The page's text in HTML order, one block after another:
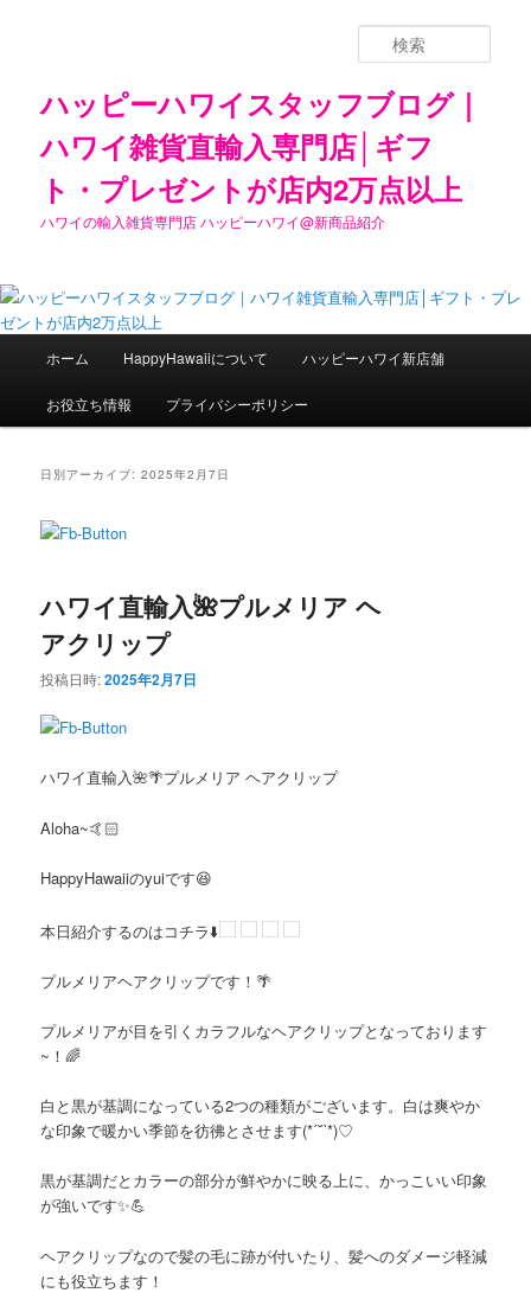
ハッピーハワイスタッフブログ｜
ハワイ雑貨直輸入専門店│ギフ
ト・プレゼントが店内2万点以上
ハワイの輸入雑貨専門店 ハッピーハワイ@新商品紹介
索
メ
メ
イ
テ
ツ
へ
移
サ
ブ
ン
へ
移
動
ホーム HappyHawaiiについて ハッピーハワイ新店舗
お役立ち情報 プライバシーポリシー
日別アーカイブ:2025年2月7日
ハワイ直輸入🌺プルメリア ヘ
アクリップ
投稿日時:2025年2月7日
ハワイ直輸入🌺🌴プルメリア ヘアクリップ
Aloha~🤙🏻
HappyHawaiiのyuiです😆
本日紹介するのはコチラ⬇️
プルメリアヘアクリップです！🌴
プルメリアが目を引くカラフルなヘアクリップとなっております
~！🌈
白と黒が基調になっている2つの種類がございます。白は爽やか
な印象で暖かい季節を彷彿とさせます(*ˊ˘ˋ*)♡
黒が基調だとカラーの部分が鮮やかに映る上に、かっこいい印象
が強いです✨💪
ヘアクリップなので髪の毛に跡が付いたり、髪へのダメージ軽減
にも役立ちます！